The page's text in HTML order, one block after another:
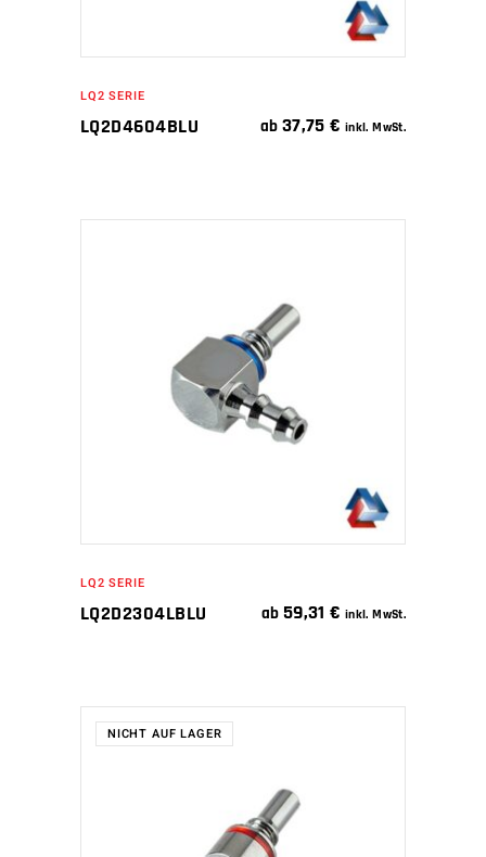
LQ2 SERIE
LQ2D4604BLU ab 37,75€ inkl. MwSt.
IN DEN WARENKORB
LQ2 SERIE
LQ2D2304LBLU ab 59,31€ inkl. MwSt.
NICHT AUF LAGER